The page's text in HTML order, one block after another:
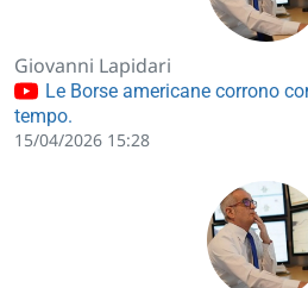
Giovanni Lapidari
Le Borse americane corrono
tempo.
15/04/2026 15:28